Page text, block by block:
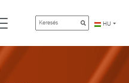
HU